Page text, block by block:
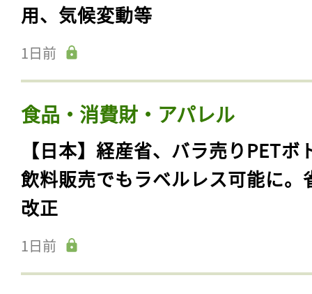
用、気候変動等
1日前
食品・消費財・アパレル
【日本】経産省、バラ売りPETボ
飲料販売でもラベルレス可能に。
改正
1日前